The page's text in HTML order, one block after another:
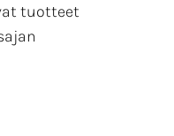
tuotteet